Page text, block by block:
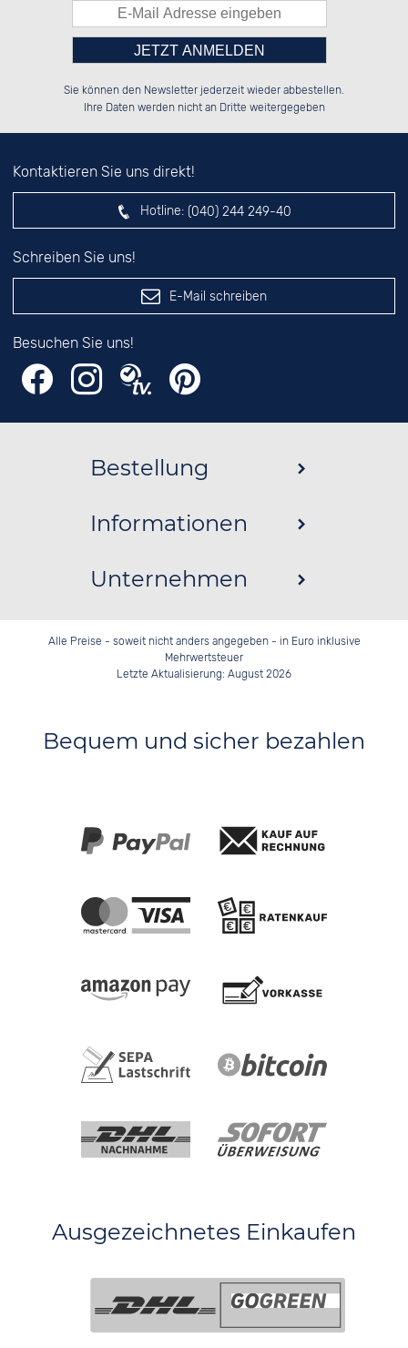
██░░██░░██░░░░░░░░░░██░░██░░██░░
██████░░██████░░░░████░░██████░░
██░░██░░██░░██░░░░░░██░░░░░░██░░
Bitte tragen Sie die Zahl in
das nebenstehende Feld ein.
Sie können den Newsletter jederzeit wieder abbestellen.
Ihre Daten werden nicht an Dritte weitergegeben
Kontaktieren Sie uns direkt!
Hotline: (040) 244 249-40
Schreiben Sie uns!
E-Mail schreiben
Besuchen Sie uns!
Bestellung
Informationen
Unternehmen
Alle Preise - soweit nicht anders angegeben - in Euro inklusive
Mehrwertsteuer
Letzte Aktualisierung: August 2026
Bequem und sicher bezahlen
Ausgezeichnetes Einkaufen